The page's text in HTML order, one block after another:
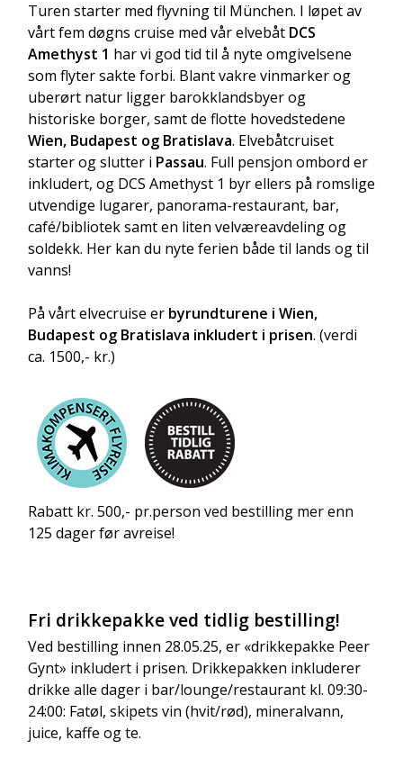
Slottet i Bratislava
Budapest
Barområdet
Turen starter med flyvning til München. I løpet av
vårt fem døgns cruise med vår elvebåt DCS
Amethyst 1 har vi god tid til å nyte omgivelsene
som flyter sakte forbi. Blant vakre vinmarker og
uberørt natur ligger barokklandsbyer og
historiske borger, samt de flotte hovedstedene
Wien, Budapest og Bratislava. Elvebåtcruiset
starter og slutter i Passau. Full pensjon ombord er
inkludert, og DCS Amethyst 1 byr ellers på romslige
utvendige lugarer, panorama-restaurant, bar,
café/bibliotek samt en liten velværeavdeling og
soldekk. Her kan du nyte ferien både til lands og til
vanns!
På vårt elvecruise er byrundturene i Wien,
Budapest og Bratislava inkludert i prisen. (verdi
ca. 1500,- kr.)
Rabatt kr. 500,- pr.person ved bestilling mer enn
125 dager før avreise!
Fri drikkepakke ved tidlig bestilling!
Ved bestilling innen 28.05.25, er «drikkepakke Peer
Gynt» inkludert i prisen. Drikkepakken inkluderer
drikke alle dager i bar/lounge/restaurant kl. 09:30-
24:00: Fatøl, skipets vin (hvit/rød), mineralvann,
juice, kaffe og te.